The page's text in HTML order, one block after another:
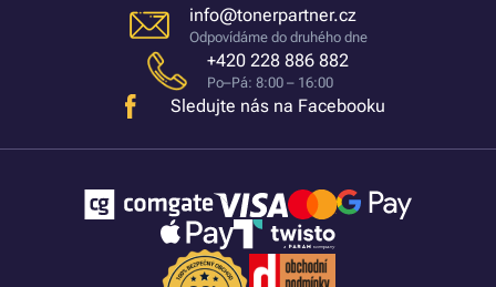
info@tonerpartner.cz
Odpovídáme do druhého dne
+420 228 886 882
Po–Pá: 8:00 – 16:00
Sledujte nás na Facebooku